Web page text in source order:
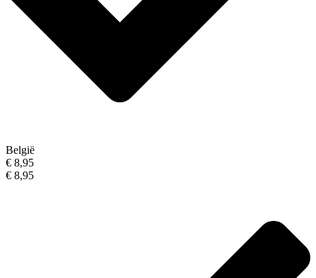
België
€ 8,95
€ 8,95